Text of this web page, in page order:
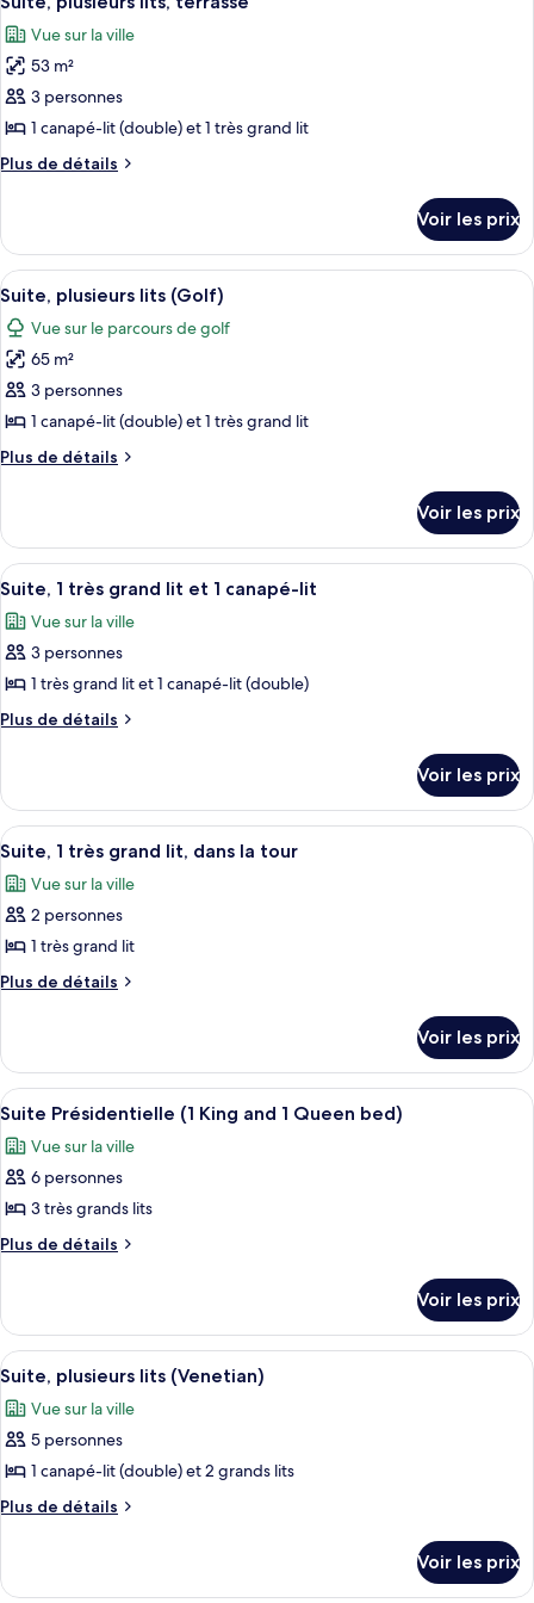
lits
chambre
Suite,
2
lits
toutes
les
photos
pour
ce
type
de
Suite,
plusieurs
lits,
terrasse
Vue sur la ville
53 m²
3 personnes
1 canapé-lit (double) et 1 très grand lit
Plus de détails
Plus
le
type
de
chambre
Suite,
plusieurs
terrasse
Voir les prix
Afficher
toutes
les
photos
pour
ce
type
de
Suite,
plusieurs
lits
(Golf)
Un salon spacieux avec un canapé
7
Suite, plusieurs lits (Golf)
Vue sur le parcours de golf
65 m²
3 personnes
1 canapé-lit (double) et 1 très grand lit
Plus de détails
Plus
le
type
de
Suite,
plusieurs
(Golf)
Voir les prix
Afficher
toutes
les
photos
pour
ce
chambre :
Suite,
1
très
grand
lit
et
1
Une chambre à coucher avec un
4
Suite, 1 très grand lit et 1 canapé-lit
Vue sur la ville
3 personnes
1 très grand lit et 1 canapé-lit (double)
Plus de détails
Plus
le
type
de
Suite,
grand
lit
et
lit
Voir les prix
Afficher
toutes
les
photos
pour
ce
chambre :
Suite,
1
très
grand
lit,
dans
la
Une chambre d’hôtel équipée d’un
4
Suite, 1 très grand lit, dans la tour
Vue sur la ville
2 personnes
1 très grand lit
Plus de détails
Plus
le
type
de
Suite,
grand
lit,
dans
Voir les prix
Afficher
toutes
les
photos
pour
ce
chambre :
Suite
Présidentielle
(1
King
and
1
Queen
Un hall d’entrée spacieux, doté de
4
Suite Présidentielle (1 King and 1 Queen bed)
Vue sur la ville
6 personnes
3 très grands lits
Plus de détails
Plus
le
type
de
chambre
Suite
Présidentielle
King
and
1
Voir les prix
Afficher
toutes
les
photos
pour
ce
chambre :
Une chambre d’hôtel avec un
6
Suite, plusieurs lits (Venetian)
Vue sur la ville
5 personnes
1 canapé-lit (double) et 2 grands lits
Plus de détails
Plus
le
Voir les prix